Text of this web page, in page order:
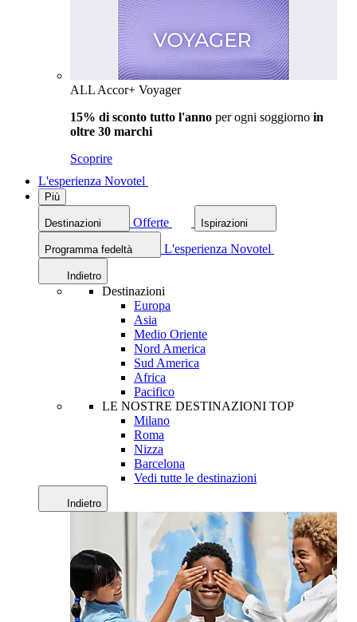
ALL Accor+ Voyager
15% di sconto tutto l'anno per ogni soggiorno in
oltre 30 marchi
Scoprire
L'esperienza Novotel
Più
Destinazioni Offerte Ispirazioni
Programma fedeltà L'esperienza Novotel
Indietro
Destinazioni
Europa
Asia
Medio Oriente
Nord America
Sud America
Africa
Pacifico
LE NOSTRE DESTINAZIONI TOP
Milano
Roma
Nizza
Barcelona
Vedi tutte le destinazioni
Indietro